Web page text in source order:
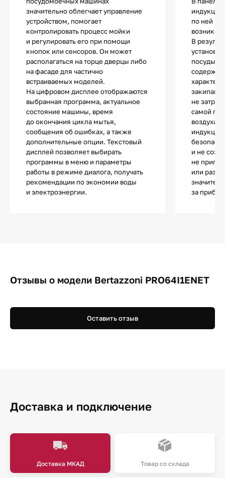
значительно облегчает управление
устройством, помогает
контролировать процесс мойки
и регулировать его при помощи
кнопок или сенсоров. Он может
располагаться на торце дверцы либо
на фасаде для частично
встраиваемых моделей.
На цифровом дисплее отображаются
выбранная программа, актуальное
состояние машины, время
до окончания цикла мытья,
сообщения об ошибках, а также
дополнительные опции. Текстовый
дисплей позволяет выбирать
программы в меню и параметры
работы в режиме диалога, получать
рекомендации по экономии воды
и электроэнергии.
по ней
В
посуды, а
не
самой
воздуха.
индукции
и не
не
или
за
Отзывы о модели Bertazzoni PRO64I1ENET
Оставить отзыв
Доставка и подключение
Доставка МКАД Товар со склада